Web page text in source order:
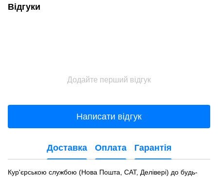
Відгуки
Додайте перший відгук
Написати відгук
Доставка Оплата Гарантія
Кур'єрською службою (Нова Пошта, САТ, Делівері) до будь-